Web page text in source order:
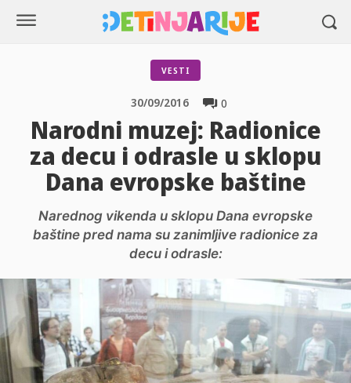
VESTI
0
30/09/2016
Narodni muzej: Radionice
za decu i odrasle u sklopu
Dana evropske baštine
Narednog vikenda u sklopu Dana evropske
baštine pred nama su zanimljive radionice za
decu i odrasle: